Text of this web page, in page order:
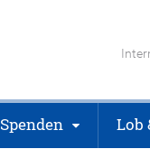
Spenden Lob